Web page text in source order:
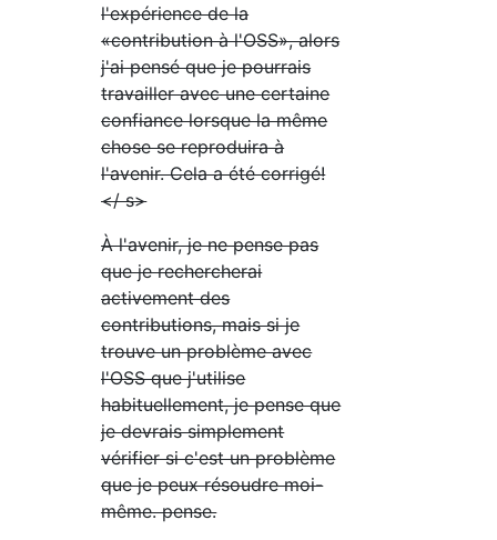
l'expérience de la
«contribution à l'OSS», alors
j'ai pensé que je pourrais
travailler avec une certaine
confiance lorsque la même
chose se reproduira à
l'avenir.Cela a été corrigé!
</ s>
À l'avenir, je ne pense pas
que je rechercherai
activement des
contributions, mais si je
trouve un problème avec
l'OSS que j'utilise
habituellement, je pense que
je devrais simplement
vérifier si c'est un problème
que je peux résoudre moi-
même. pense.